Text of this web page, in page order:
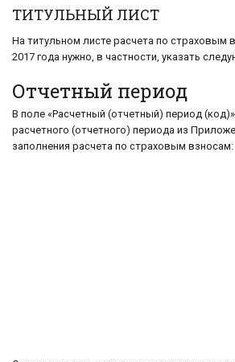
ТИТУЛЬНЫЙ ЛИСТ
На титульном листе расчета по страховым
2017 года нужно, в частности, указать
Отчетный период
В поле «Расчетный (отчетный) период
расчетного (отчетного) периода из
заполнения расчета по страховым взносам: